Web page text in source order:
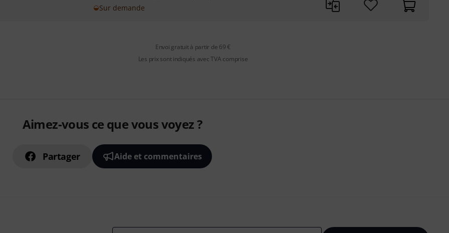
Sur demande
Envoi gratuit à partir de 69 €
Les prix sont indiqués avec TVA comprise
Aimez-vous ce que vous voyez ?
Partager Aide et commentaires